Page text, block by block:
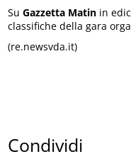
SuGazzetta Matin in
classifiche della gara
(re.newsvda.it)
Condividi